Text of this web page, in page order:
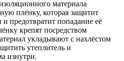
материала
плёнку, которая защитит
предотвратит попадание её
крепят посредством
укладывают с нахлёстом
утеплитель и
изнутри.